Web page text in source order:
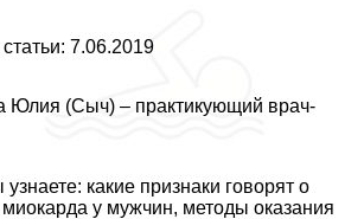
7.06.2019
Юлия (Сыч) – пpaктикующий врач-
какие признаки говорят о
у мужчин, методы оказания